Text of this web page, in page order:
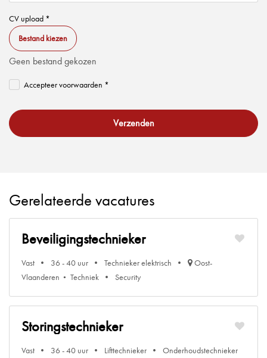
CV upload *
Bestand kiezen
Geen bestand gekozen
Accepteer voorwaarden *
Verzenden
Gerelateerde vacatures
Beveiligingstechnieker
Vast 36 - 40 uur Technieker elektrisch
Oost-
Vlaanderen
Techniek Security
Storingstechnieker
Vast 36 - 40 uur Lifttechnieker
Onderhoudstechnieker